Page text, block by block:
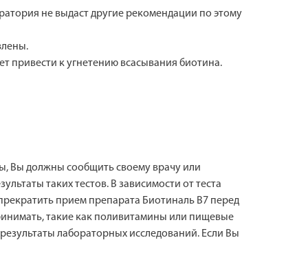
не выдаст другие рекомендации по этому
привести к угнетению всасывания биотина.
Вы должны сообщить своему врачу или
таких тестов. В зависимости от теста
прием препарата Биотиналь В7 перед
такие как поливитамины или пищевые
лабораторных исследований. Если Вы